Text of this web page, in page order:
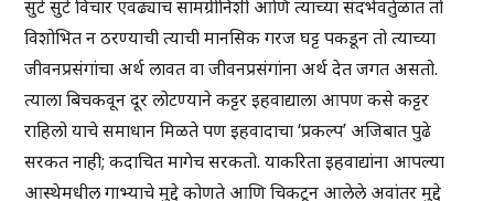
सुटे सुटे विचार एवढ्याच सामग्रीनिशी आणि त्याच्या संदर्भवर्तुळात तो
विशोभित न ठरण्याची त्याची मानसिक गरज घट्ट पकडून तो त्याच्या
जीवनप्रसंगांचा अर्थ लावत वा जीवनप्रसंगांना अर्थ देत जगत असतो.
त्याला बिचकवून दूर लोटण्याने कट्टर इहवाद्याला आपण कसे कट्टर
राहिलो याचे समाधान मिळते पण इहवादाचा ‘प्रकल्प’ अजिबात पुढे
सरकत नाही; कदाचित मागेच सरकतो. याकरिता इहवाद्यांना आपल्या
आस्थेमधील गाभ्याचे मुद्दे कोणते आणि चिकटून आलेले अवांतर मुद्दे